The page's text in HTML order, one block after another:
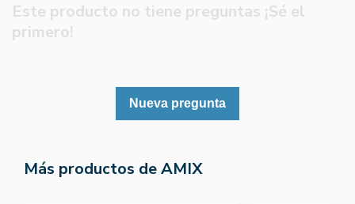
Este producto no tiene preguntas ¡Sé el
primero!
Nueva pregunta
Más productos de AMIX